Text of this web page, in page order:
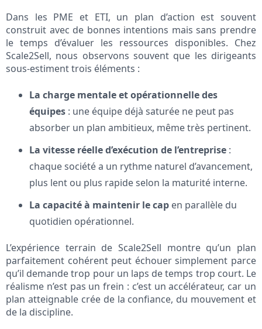
Dans les PME et ETI, un plan d’action est souvent
construit avec de bonnes intentions mais sans prendre
le temps d’évaluer les ressources disponibles. Chez
Scale2Sell, nous observons souvent que les dirigeants
sous-estiment trois éléments :
La charge mentale et opérationnelle des
équipes : une équipe déjà saturée ne peut pas
absorber un plan ambitieux, même très pertinent.
La vitesse réelle d’exécution de l’entreprise :
chaque société a un rythme naturel d’avancement,
plus lent ou plus rapide selon la maturité interne.
La capacité à maintenir le cap en parallèle du
quotidien opérationnel.
L’expérience terrain de Scale2Sell montre qu’un plan
parfaitement cohérent peut échouer simplement parce
qu’il demande trop pour un laps de temps trop court. Le
réalisme n’est pas un frein : c’est un accélérateur, car un
plan atteignable crée de la confiance, du mouvement et
de la discipline.